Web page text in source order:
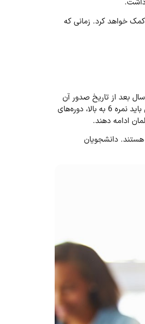
داشت.
خواهد کرد. زمانی که
بعد از تاریخ صدور آن
اعتبار دارد. در کنار اعتبار آن، نمره نهایی و توانایی آزمون نیز بسیار مهم است. باتوجه‌به آزمون آیلتس، دانشجویان متقاضی تحصیل در مقطع لیسانس باید نمره 6 به بالا، دوره‌های
اگر می‌خواهید به زبان رسمی کشور آلمان تحصیل کنید، سطح مهارت متقاضی باید حداقل B1 باشد. تست‌های معتبر برای این زبان DSH یا TestDaf هستند. دانشجویان